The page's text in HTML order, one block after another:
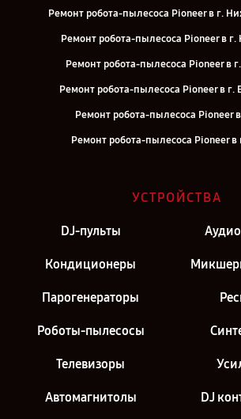
Ремонт робота-пылесоса Pioneer в г.
Ремонт робота-пылесоса Pioneer в г.
Ремонт робота-пылесоса Pioneer в
Ремонт робота-пылесоса Pioneer в г.
Ремонт робота-пылесоса Pioneer
Ремонт робота-пылесоса Pioneer в
Ремонт робота-пылесоса Pioneer в
Ремонт робота-пылесоса Pioneer в г.
УСТРОЙСТВА
DJ-пульты
Кондиционеры
Парогенераторы
Роботы-пылесосы
Телевизоры
Автомагнитолы DJ